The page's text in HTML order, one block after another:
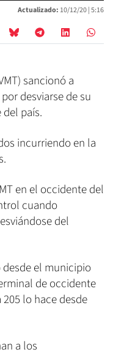
Actualizado: 10/12/20 |5:16
sancionó a
desviarse de su
país.
incurriendo en la
en el occidente del
cuando
del
desde el municipio
de occidente
lo hace desde
a los